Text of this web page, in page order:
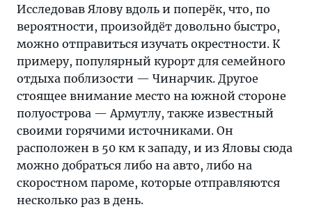
Исследовав Ялову вдоль и поперёк, что, по
вероятности, произойдёт довольно быстро,
можно отправиться изучать окрестности. К
примеру, популярный курорт для семейного
отдыха поблизости — Чинарчик. Другое
стоящее внимание место на южной стороне
полуострова — Армутлу, также известный
своими горячими источниками. Он
расположен в 50 км к западу, и из Яловы сюда
можно добраться либо на авто, либо на
скоростном пароме, которые отправляются
несколько раз в день.